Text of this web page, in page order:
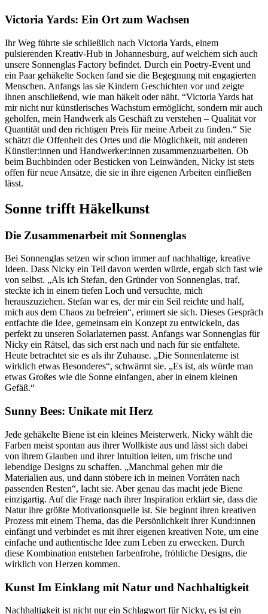
Victoria Yards: Ein Ort zum Wachsen
Ihr Weg führte sie schließlich nach Victoria Yards, einem
pulsierenden Kreativ-Hub in Johannesburg, auf welchem sich auch
unsere Sonnenglas Factory befindet. Durch ein Poetry-Event und
ein Paar gehäkelte Socken fand sie die Begegnung mit engagierten
Menschen. Anfangs las sie Kindern Geschichten vor und zeigte
ihnen anschließend, wie man häkelt oder näht. “Victoria Yards hat
mir nicht nur künstlerisches Wachstum ermöglicht, sondern mir auch
geholfen, mein Handwerk als Geschäft zu verstehen – Qualität vor
Quantität und den richtigen Preis für meine Arbeit zu finden.“ Sie
schätzt die Offenheit des Ortes und die Möglichkeit, mit anderen
Künstler:innen und Handwerker:innen zusammenzuarbeiten. Ob
beim Buchbinden oder Besticken von Leinwänden, Nicky ist stets
offen für neue Ansätze, die sie in ihre eigenen Arbeiten einfließen
lässt.
Sonne trifft Häkelkunst
Die Zusammenarbeit mit Sonnenglas
Bei Sonnenglas setzen wir schon immer auf nachhaltige, kreative
Ideen. Dass Nicky ein Teil davon werden würde, ergab sich fast wie
von selbst. „Als ich Stefan, den Gründer von Sonnenglas, traf,
steckte ich in einem tiefen Loch und versuchte, mich
herauszuziehen. Stefan war es, der mir ein Seil reichte und half,
mich aus dem Chaos zu befreien“, erinnert sie sich. Dieses Gespräch
entfachte die Idee, gemeinsam ein Konzept zu entwickeln, das
perfekt zu unseren Solarlaternen passt. Anfangs war Sonnenglas für
Nicky ein Rätsel, das sich erst nach und nach für sie entfaltete.
Heute betrachtet sie es als ihr Zuhause. „Die Sonnenlaterne ist
wirklich etwas Besonderes“, schwärmt sie. „Es ist, als würde man
etwas Großes wie die Sonne einfangen, aber in einem kleinen
Gefäß.“
Sunny Bees: Unikate mit Herz
Jede gehäkelte Biene ist ein kleines Meisterwerk. Nicky wählt die
Farben meist spontan aus ihrer Wollkiste aus und lässt sich dabei
von ihrem Glauben und ihrer Intuition leiten, um frische und
lebendige Designs zu schaffen. „Manchmal gehen mir die
Materialien aus, und dann stöbere ich in meinen Vorräten nach
passenden Resten“, lacht sie. Aber genau das macht jede Biene
einzigartig. Auf die Frage nach ihrer Inspiration erklärt sie, dass die
Natur ihre größte Motivationsquelle ist. Sie beginnt ihren kreativen
Prozess mit einem Thema, das die Persönlichkeit ihrer Kund:innen
einfängt und verbindet es mit ihrer eigenen kreativen Note, um eine
einfache und authentische Idee zum Leben zu erwecken. Durch
diese Kombination entstehen farbenfrohe, fröhliche Designs, die
wirklich von Herzen kommen.
Kunst Im Einklang mit Natur und Nachhaltigkeit
Nachhaltigkeit ist nicht nur ein Schlagwort für Nicky, es ist ein